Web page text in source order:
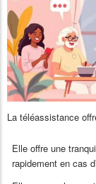
La téléassistance
Elle offre une
rapidement en cas